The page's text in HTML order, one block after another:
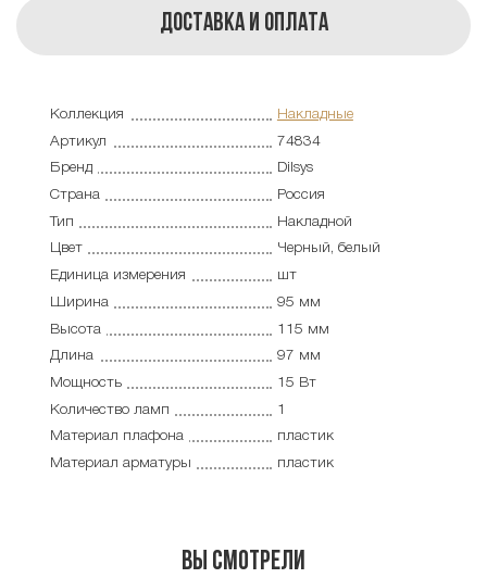
Доставка и оплата
Коллекция
Накладные
Артикул
74834
Бренд
Dilsys
Страна
Россия
Тип
Накладной
Цвет
Черный, белый
Единица измерения
шт
Ширина
95 мм
Высота
115 мм
Длина
97 мм
Мощность
15 Вт
Количество ламп
1
Материал плафона
пластик
Материал арматуры
пластик
Вы смотрели